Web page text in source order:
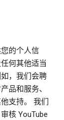
的个人信
何其他适当
，我们会聘
品和服务、
支持。 我们
核 YouTube